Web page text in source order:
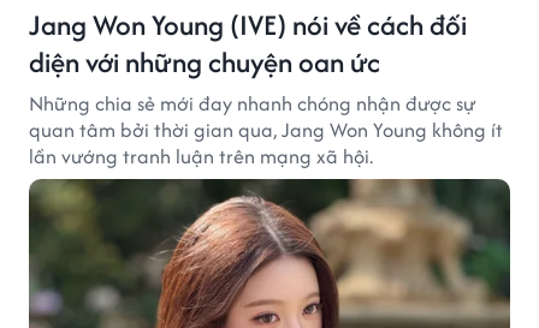
Jang Won Young (IVE) nói về cách đối
diện với những chuyện oan ức
Những chia sẻ mới đay nhanh chóng nhận được sự
quan tâm bởi thời gian qua, Jang Won Young không ít
lần vướng tranh luận trên mạng xã hội.